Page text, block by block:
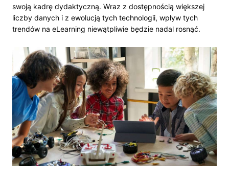
swoją kadrę dydaktyczną. Wraz z dostępnością większej
liczby danych i z ewolucją tych technologii, wpływ tych
trendów na eLearning niewątpliwie będzie nadal rosnąć.